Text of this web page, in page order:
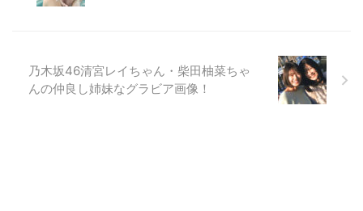
乃木坂46清宮レイちゃん・柴田柚菜ちゃ
んの仲良し姉妹なグラビア画像！